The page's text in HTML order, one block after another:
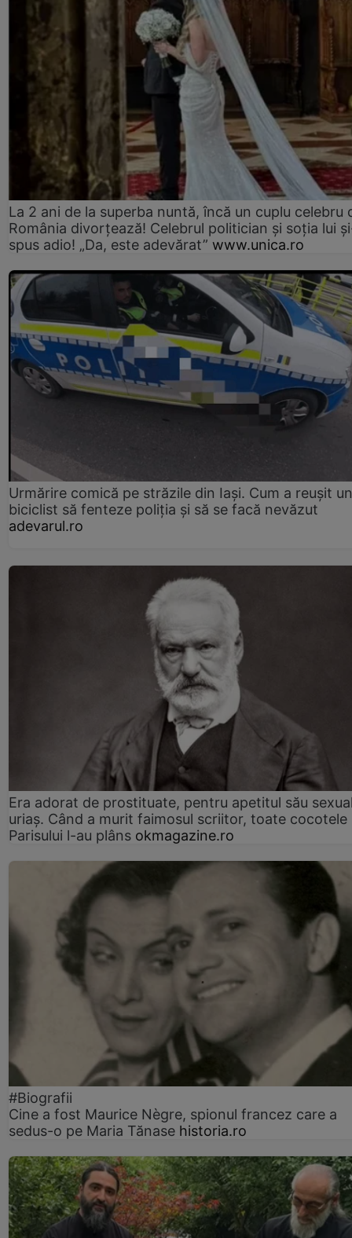
La 2 ani de la superba nuntă, încă un cuplu celebru
România divorțează! Celebrul politician și soția lui
spus adio! „Da, este adevărat” www.unica.ro
Urmărire comică pe străzile din Iași. Cum a reușit un
biciclist să fenteze poliția și să se facă nevăzut
adevarul.ro
Era adorat de prostituate, pentru apetitul său
uriaș. Când a murit faimosul scriitor, toate cocotele
Parisului l-au plâns okmagazine.ro
#Biografii
Cine a fost Maurice Nègre, spionul francez care a
sedus-o pe Maria Tănase historia.ro